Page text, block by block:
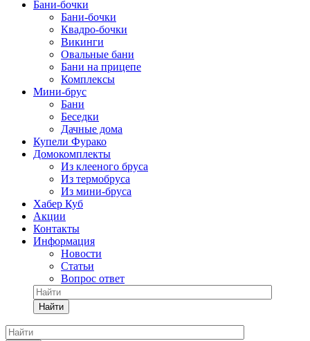
Бани-бочки
Бани-бочки
Квадро-бочки
Викинги
Овальные бани
Бани на прицепе
Комплексы
Мини-брус
Бани
Беседки
Дачные дома
Купели Фурако
Домокомплекты
Из клееного бруса
Из термобруса
Из мини-бруса
Хабер Куб
Акции
Контакты
Информация
Новости
Статьи
Вопрос ответ
Найти